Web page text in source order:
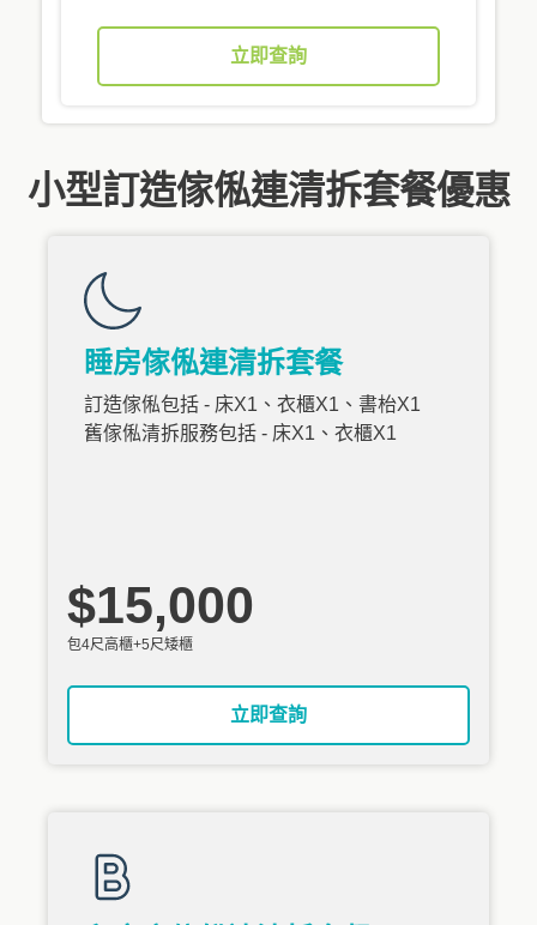
立即查詢
小型訂造傢俬連清拆套餐優惠
睡房傢俬連清拆套餐
訂造傢俬包括 - 床X1、衣櫃X1、書枱X1
舊傢俬清拆服務包括 - 床X1、衣櫃X1
$15,000
包4尺高櫃+5尺矮櫃
立即查詢